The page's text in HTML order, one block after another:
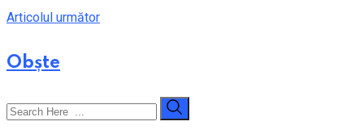
Articolul următor
Obște